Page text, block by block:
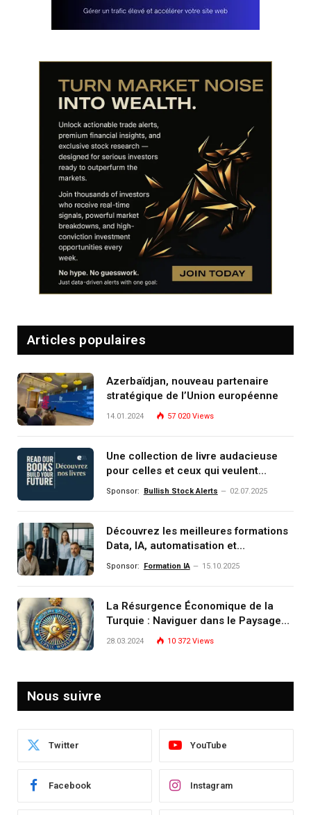
Articles populaires
Azerbaïdjan, nouveau partenaire
stratégique de l’Union européenne
14.01.2024 57 020 Views
Une collection de livre audacieuse
pour celles et ceux qui veulent
comprendre, investir et dominer le
Sponsor: Bullish Stock Alerts 02.07.2025
Découvrez les meilleures formations
Data, IA, automatisation et
investissement (gestion de
Sponsor: Formation IA 15.10.2025
La Résurgence Économique de la
Turquie : Naviguer dans le Paysage
Post-Crise
28.03.2024 10 372Views
Nous suivre
Twitter YouTube
Facebook Instagram